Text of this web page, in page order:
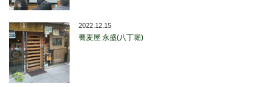
2022.12.15
蕎麦屋 永盛(八丁堀)